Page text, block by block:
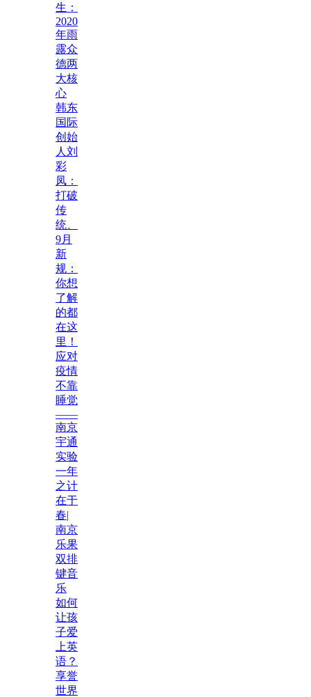
生：
2020
年雨
露众
德两
大核
心
韩东
国际
创始
人刘
彩
凤：
打破
传
统、
9月
新
规：
你想
了解
的都
在这
里！
应对
疫情
不靠
睡觉
——
南京
宇通
实验
一年
之计
在于
春|
南京
乐果
双排
键音
乐
如何
让孩
子爱
上英
语？
享誉
世界